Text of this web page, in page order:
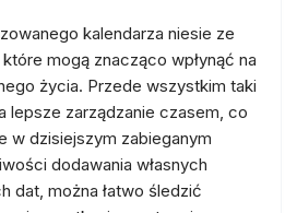
kalendarza niesie ze
mogą znacząco wpłynąć na
życia. Przede wszystkim taki
lepsze zarządzanie czasem, co
w dzisiejszym zabieganym
dodawania własnych
dat, można łatwo śledzić